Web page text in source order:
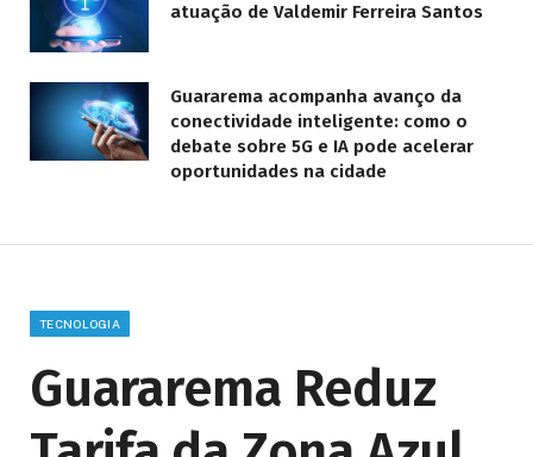
atuação de Valdemir Ferreira Santos
Guararema acompanha avanço da
conectividade inteligente: como o
debate sobre 5G e IA pode acelerar
oportunidades na cidade
TECNOLOGIA
Guararema Reduz